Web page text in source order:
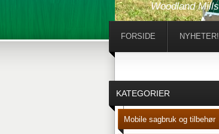
Woodland Mills
KATEGORIER
Mobile sagbruk og tilbehør
FORSIDE NYHETER!